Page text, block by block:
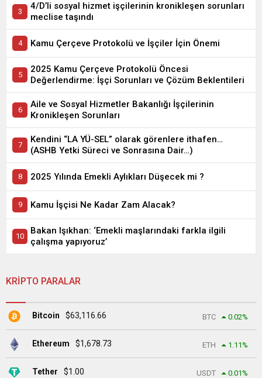
4/D’li sosyal hizmet işçilerinin kronikleşen sorunları
meclise taşındı
Kamu Çerçeve Protokolü ve İşçiler İçin Önemi
2025 Kamu Çerçeve Protokolü Öncesi
Değerlendirme: İşçi Sorunları ve Çözüm Beklentileri
Aile ve Sosyal Hizmetler Bakanlığı İşçilerinin
Kronikleşen Sorunları
Kendini “LA YÜ-SEL” olarak görenlere ithafen…
(ASHB Yetki Süreci ve Sonrasına Dair…)
2025 Yılında Emekli Aylıkları Düşecek mi ?
Kamu İşçisi Ne Kadar Zam Alacak?
Bakan Işıkhan: ‘Emekli maşlarındaki farkla ilgili
çalışma yapıyoruz’
KRİPTO PARALAR
Bitcoin $63,116.66 BTC 0.02%
Ethereum $1,678.73 ETH 1.11 %
Tether $1.00 USDT 0.01 %